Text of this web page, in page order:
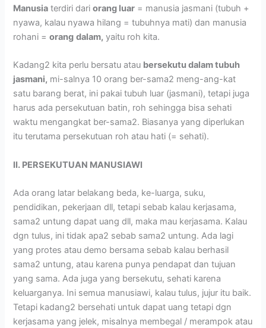
Manusia terdiri dariorang luar = manusia jasmani (tubuh +
nyawa, kalau nyawa hilang = tubuhnya mati) dan manusia
rohani =orang dalam, yaitu roh kita.
Kadang2 kita perlu bersatu atau bersekutu dalam tubuh
jasmani, mi-salnya 10 orang ber-sama2 meng-ang-kat
satu barang berat, ini pakai tubuh luar (jasmani), tetapi juga
harus ada persekutuan batin, roh sehingga bisa sehati
waktu mengangkat ber-sama2. Biasanya yang diperlukan
itu terutama persekutuan roh atau hati (= sehati).
II. PERSEKUTUAN MANUSIAWI
Ada orang latar belakang beda, ke-luarga, suku,
pendidikan, pekerjaan dll, tetapi sebab kalau kerjasama,
sama2 untung dapat uang dll, maka mau kerjasama. Kalau
dgn tulus, ini tidak apa2 sebab sama2 untung. Ada lagi
yang protes atau demo bersama sebab kalau berhasil
sama2 untung, atau karena punya pendapat dan tujuan
yang sama. Ada juga yang bersekutu, sehati karena
keluarganya. Ini semua manusiawi, kalau tulus, jujur itu baik.
Tetapi kadang2 bersehati untuk dapat uang tetapi dgn
kerjasama yang jelek, misalnya membegal / merampok atau